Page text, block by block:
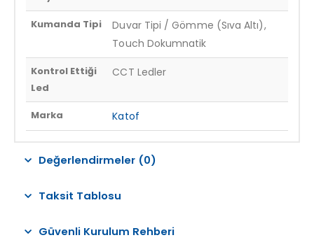
Kumanda Tipi
Duvar Tipi / Gömme (Sıva Altı),
Touch Dokumnatik
Kontrol Ettiği
Led
CCT Ledler
Marka Katof
Değerlendirmeler (0)
Taksit Tablosu
Güvenli Kurulum Rehberi